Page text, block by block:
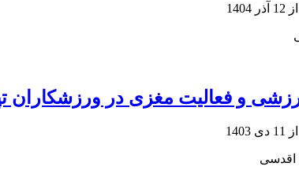
12 آذر 1404
و فعالیت مغزی در ورزشکاران
11 دی 1403
اقدسی